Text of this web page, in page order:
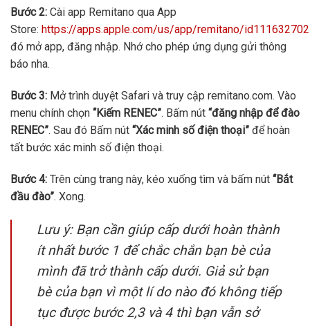
Bước 2: Cài app Remitano qua App
Store: https://apps.apple.com/us/app/remitano/
đó mở app, đăng nhập. Nhớ cho phép ứng dụng gửi thông
báo nha.
Bước 3: Mở trình duyệt Safari và truy cập remitano.com. Vào
menu chính chọn “Kiếm RENEC”. Bấm nút “đăng nhập để đào
RENEC”. Sau đó Bấm nút “Xác minh số điện thoại” để hoàn
tất bước xác minh số điện thoại.
Bước 4: Trên cùng trang này, kéo xuống tìm và bấm nút “Bắt
đầu đào”. Xong.
Lưu ý: Bạn cần giúp cấp dưới hoàn thành
ít nhất bước 1 để chắc chắn bạn bè của
mình đã trở thành cấp dưới. Giả sử bạn
bè của bạn vì một lí do nào đó không tiếp
tục được bước 2,3 và 4 thì bạn vẫn sở